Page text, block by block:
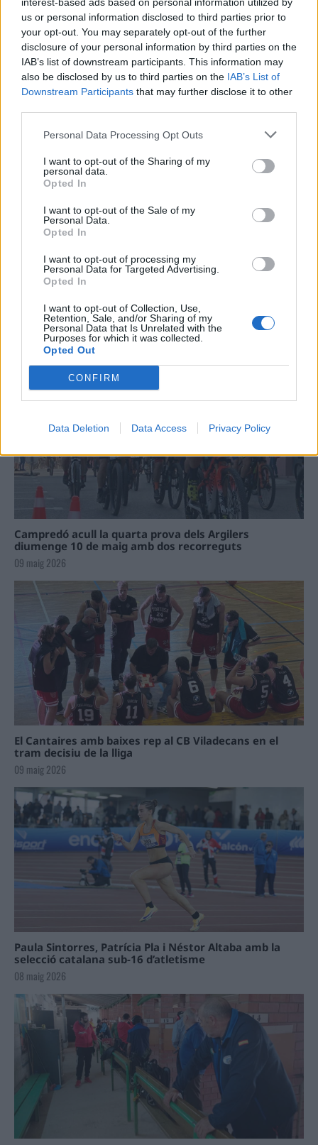
us or personal information disclosed to third parties prior to
your opt-out. You may separately opt-out of the further
disclosure of your personal information by third parties on the
IAB’s list of downstream participants. This information may
also be disclosed by us to third parties on the IAB’s List of
Downstream Participants that may further disclose it to other
Personal Data Processing Opt Outs
I want to opt-out of the Sharing of my
personal data.
Opted In
I want to opt-out of the Sale of my
Personal Data.
Opted In
I want to opt-out of processing my
Personal Data for Targeted Advertising.
Opted In
I want to opt-out of Collection, Use,
Retention, Sale, and/or Sharing of my
Personal Data that Is Unrelated with the
Purposes for which it was collected.
Opted Out
CONFIRM
Data Deletion Data Access Privacy Policy
per a gaudir de les Festes Majors
d’Amposta”
31 de juliol de 2026
Carrega més
La Cursa de l’Aldea segona d’etiqueta d’or de la
Running Sèries Terres de l’Ebre
09 maig 2026
Campredó acull la quarta prova dels Argilers
diumenge 10 de maig amb dos recorreguts
09 maig 2026
El Cantaires amb baixes rep al CB Viladecans en el
tram decisiu de la lliga
09 maig 2026
Paula Sintorres, Patrícia Pla i Néstor Altaba amb la
selecció catalana sub-16 d’atletisme
08 maig 2026